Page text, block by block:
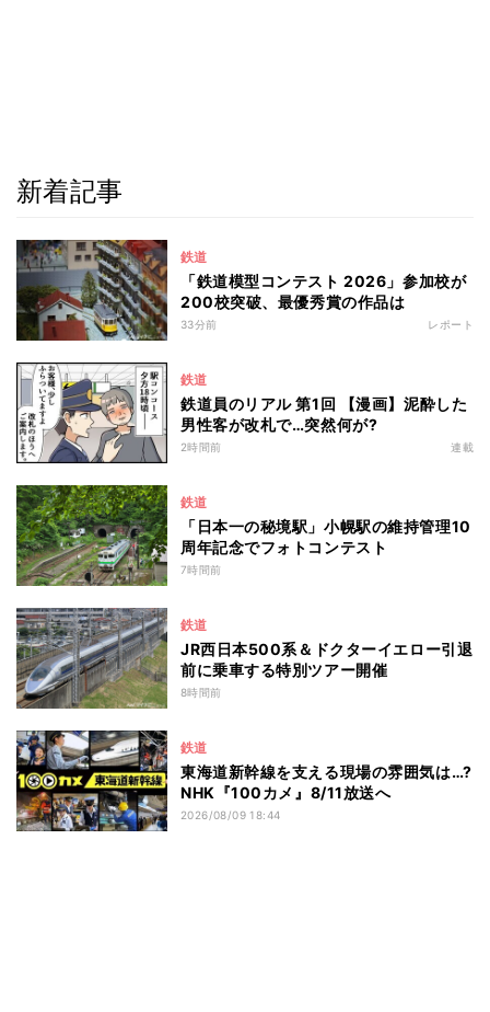
新着記事
鉄道
「鉄道模型コンテスト 2026」参加校が
200校突破、最優秀賞の作品は
33分前 レポート
鉄道
鉄道員のリアル 第1回 【漫画】泥酔した
男性客が改札で…突然何が?
2時間前 連載
鉄道
「日本一の秘境駅」小幌駅の維持管理10
周年記念でフォトコンテスト
7時間前
鉄道
JR西日本500系＆ドクターイエロー引退
前に乗車する特別ツアー開催
8時間前
鉄道
東海道新幹線を支える現場の雰囲気は…?
NHK『100カメ』8/11放送へ
2026/08/09 18:44